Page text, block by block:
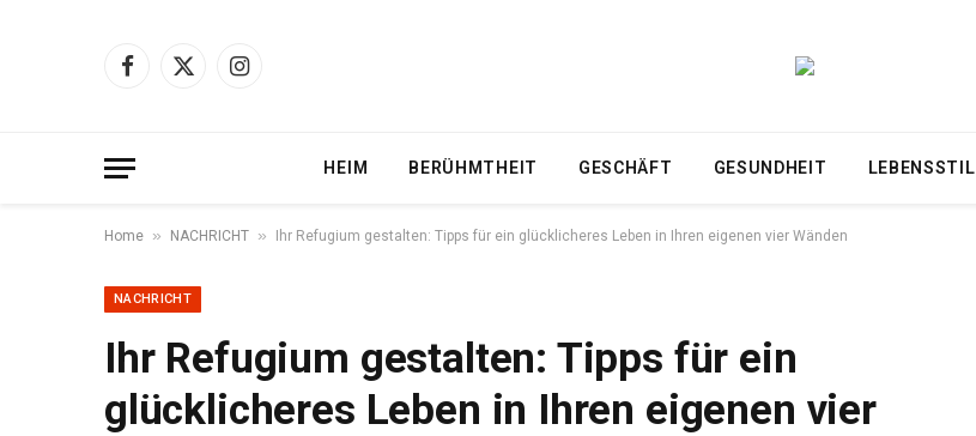
Facebook
X
Instagram
HEIM BERÜHMTHEIT GESCHÄFT GESUNDHEIT LEBENSSTIL
Home » NACHRICHT » Ihr Refugium gestalten: Tipps für ein glücklicheres Leben in Ihren eigenen vier Wänden
NACHRICHT
Ihr Refugium gestalten: Tipps für ein
glücklicheres Leben in Ihren eigenen vier